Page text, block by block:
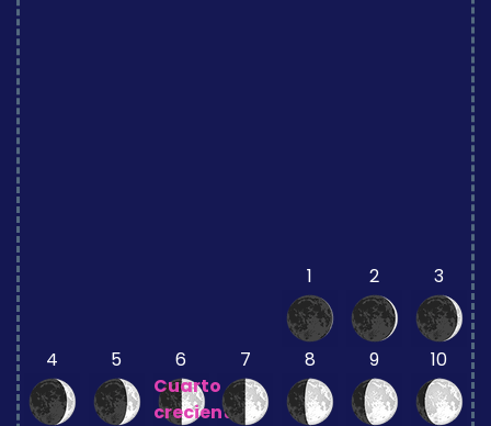
1 2 3
4 5
6
Cuarto
creciente
7 8 9 10